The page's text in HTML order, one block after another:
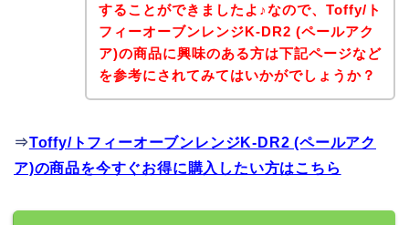
することができましたよ♪なので、Toffy/ト
フィーオーブンレンジK-DR2 (ペールアク
ア)の商品に興味のある方は下記ページなど
を参考にされてみてはいかがでしょうか？
⇒Toffy/トフィーオーブンレンジK-DR2 (ペールアク
ア)の商品を今すぐお得に購入したい方はこちら